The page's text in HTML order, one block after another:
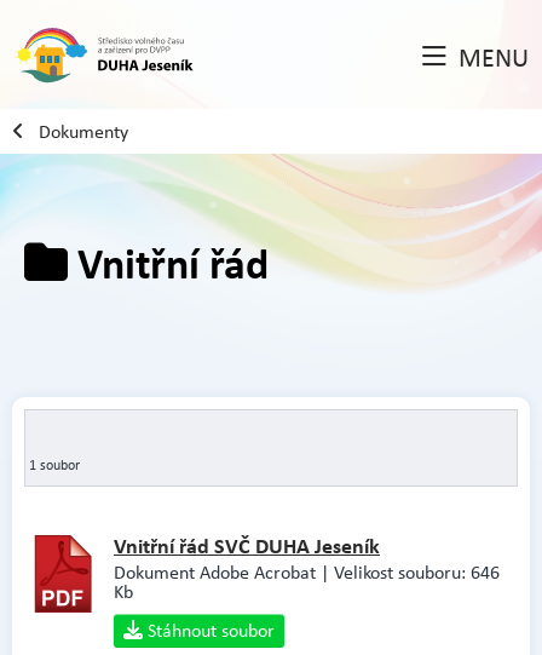
MENU
Dokumenty
Vnitřní řád
1 soubor
Vnitřní řád SVČ DUHA Jeseník
Dokument Adobe Acrobat | Velikost souboru: 646
Kb
Stáhnout soubor